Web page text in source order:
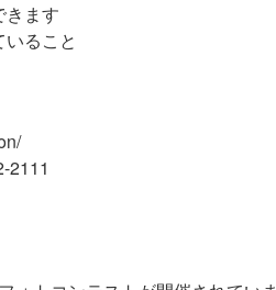
ます
ること